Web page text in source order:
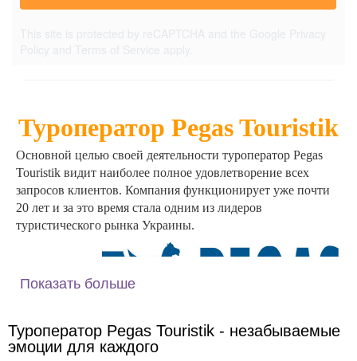
Туроператор Pegas Touristik
Основной целью своей деятельности туроператор Pegas
Touristik видит наиболее полное удовлетворение всех
запросов клиентов. Компания функционирует уже почти
20 лет и за это время стала одним из лидеров
туристического рынка Украины.
Информация о туроператоре
Показать больше
Туроператор Pegas Touristik - незабываемые
эмоции для каждого